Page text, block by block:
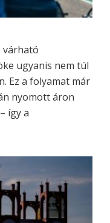
várható
ugyanis nem túl
Ez a folyamat már
nyomott áron
így a